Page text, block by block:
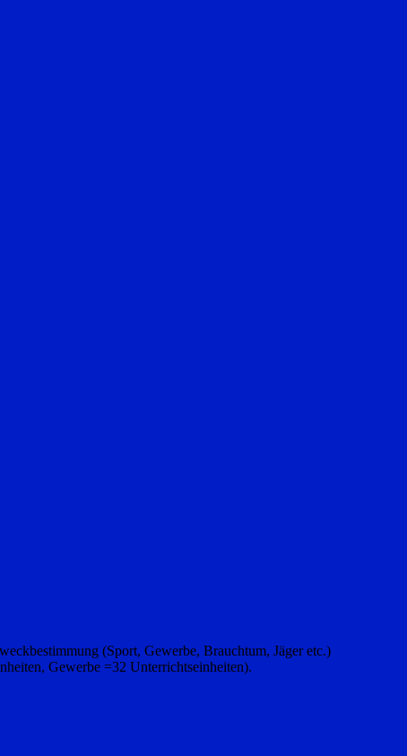
(Sport, Gewerbe, Brauchtum, Jäger etc.)
Gewerbe =32 Unterrichtseinheiten).